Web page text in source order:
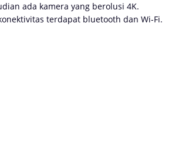
ada kamera yang berolusi 4K.
terdapat bluetooth dan Wi-Fi.